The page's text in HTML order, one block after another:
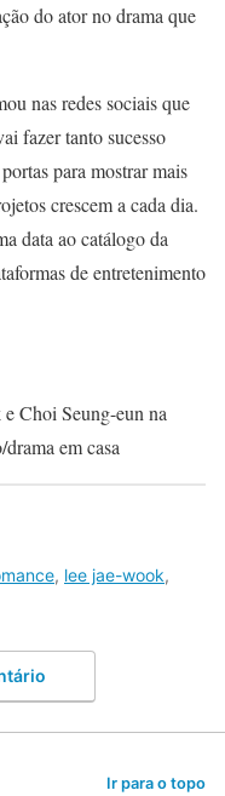
do ator no drama que
nas redes sociais que
fazer tanto sucesso
para mostrar mais
crescem a cada dia.
data ao catálogo da
de entretenimento
Choi Seung-eun na
em casa
, lee jae-wook,
Ir para o topo